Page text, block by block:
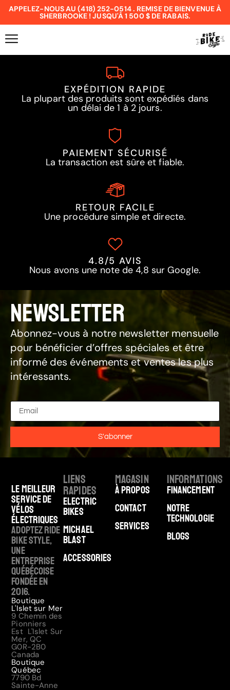
APPELEZ-NOUS AU (418) 252-0514 . REMISE DE BIENVENUE À
SHERBROOKE ! JUSQU'À 1 500 $ DE RABAIS.
EXPÉDITION RAPIDE
La plupart des produits sont expédiés dans
un délai de 1 à 2 jours.
PAIEMENT SÉCURISÉ
La transaction est sûre et fiable.
RETOUR FACILE
Une procédure simple et directe.
4.8/5 AVIS
Nous avons une note de 4,8 sur Google.
NEWSLETTER
Abonnez-vous à notre newsletter mensuelle
pour bénéficier d’offres spéciales et être
informé des événements et ventes les plus
intéressants.
S'abonner
Le meilleur
service de
vélos
électriques
Adoptez Ride
Bike Style,
une
entreprise
québécoise
fondée en
2016.
Boutique
L'Islet sur Mer
9 Chemin des
Pionniers
Est L'Islet Sur
Mer, QC
G0R-2B0
Canada
Boutique
Québec
7790 Bd
Sainte-Anne
Liens
rapides
Electric
Bikes
Michael
Blast
Accessories
Magasin
À Propos
Contact
Services
Informations
Financement
Notre
technologie
Blogs